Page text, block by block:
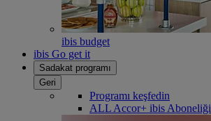
ibis budget
ibis Go get it
Sadakat programı
Geri
Programı keşfedin
ALL Accor+ ibis Aboneliği